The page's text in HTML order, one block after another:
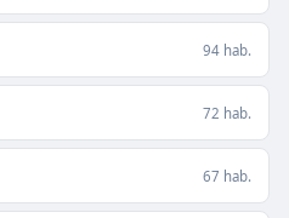
94 hab.
72 hab.
67 hab.